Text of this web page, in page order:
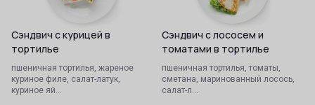
Сэндвич с курицей в
тортилье
пшеничная тортилья, жареное
куриное филе, салат-латук,
куриное яй…
Сэндвич с лососем и
томатами в тортилье
пшеничная тортилья, томаты,
сметана, маринованный лосось,
салат-л…